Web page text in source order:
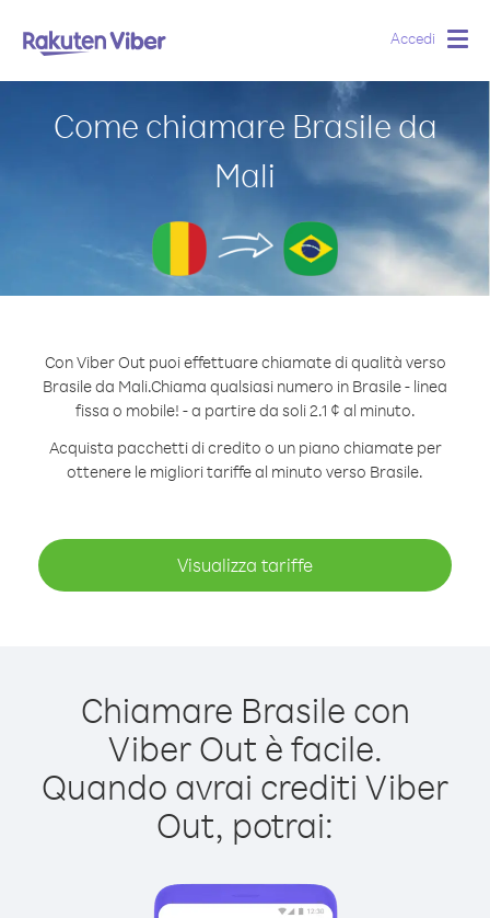
Accedi
Come chiamare Brasile da
Mali
Con Viber Out puoi effettuare chiamate di qualità verso
Brasile da Mali.Chiama qualsiasi numero in Brasile - linea
fissa o mobile! - a partire da soli 2.1 ¢ al minuto.
Acquista pacchetti di credito o un piano chiamate per
ottenere le migliori tariffe al minuto verso Brasile.
Visualizza tariffe
Chiamare Brasile con
Viber Out è facile.
Quando avrai crediti Viber
Out, potrai: